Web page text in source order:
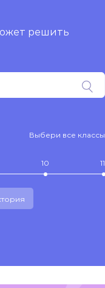
решить
Выбери все классы
10 11